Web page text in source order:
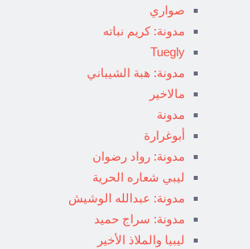
صواري
مدونة: كريم نباته
Tuegly
مدونة: هبة الشيباني
مالاخير
مدونة
أبوغرارة
مدونة: رواد رضوان
ليبي شعاره الحرية
مدونة: عبدالله الوشيش
مدونة: سراج حميد
ليبيا والملاذ الأخير